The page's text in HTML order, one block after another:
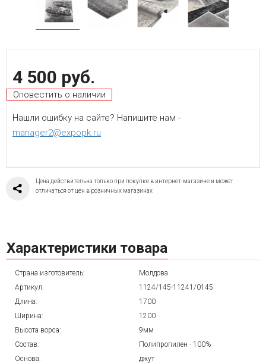
4 500 руб.
Оповестить о наличии
Нашли ошибку на сайте? Напишите нам -
manager2@expopk.ru
Цена действительна только при покупке в интернет-магазине и может
отличаться от цен в розничных магазинах
Характеристики товара
Страна изготовитель:
Молдова
Артикул:
1124/145-11241/0145
Длина:
1700
Ширина:
1200
Высота ворса:
9мм
Состав:
Полипропилен - 100%
Основа:
джут